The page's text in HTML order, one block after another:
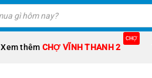
Xem thêm CHỢ VĨNH THANH 2
CHỢ